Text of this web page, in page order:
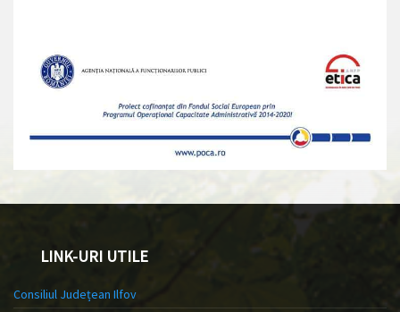
LINK-URI UTILE
Consiliul Județean Ilfov